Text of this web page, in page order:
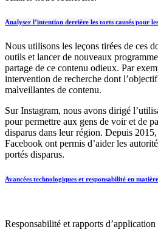
Analyser l’intention derrière les torts causés pour
Nous utilisons les leçons tirées de ces
outils et lancer de nouveaux
partage de ce contenu odieux. Par
intervention de recherche dont
malveillantes de contenu.
Sur Instagram, nous avons dirigé
pour permettre aux gens de voir et de
disparus dans leur région. Depuis
Facebook ont permis d’aider les
portés disparus.
Avancées technologiques et responsabilité en
Responsabilité et rapports d’application